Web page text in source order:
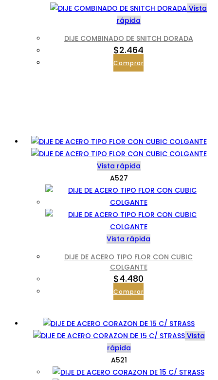
Vista
rápida
DIJE COMBINADO DE SNITCH DORADA
$2.464
Comprar
Vista rápida
A527
Vista rápida
DIJE DE ACERO TIPO FLOR CON CUBIC
COLGANTE
$4.480
Comprar
Vista
rápida
A521